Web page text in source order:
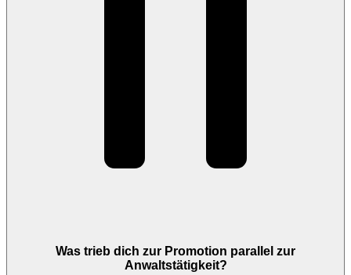
Was trieb dich zur Promotion parallel zur
Anwaltstätigkeit?